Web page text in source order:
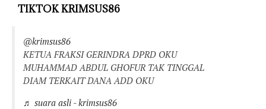
TIKTOK KRIMSUS86
@krimsus86
KETUA FRAKSI GERINDRA DPRD OKU
MUHAMMAD ABDUL GHOFUR TAK TINGGAL
DIAM TERKAIT DANA ADD OKU
♬ suara asli - krimsus86